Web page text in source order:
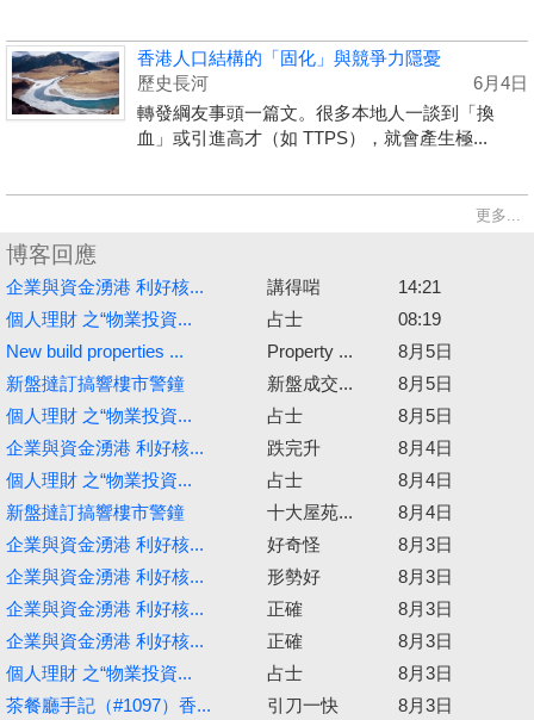
香港人口結構的「固化」與競爭力隱憂
歷史長河
6月4日
轉發綱友事頭一篇文。很多本地人一談到「換
血」或引進高才（如 TTPS），就會產生極...
更多...
博客回應
企業與資金湧港 利好核... 講得啱
14:21
個人理財 之“物業投資...
占士
08:19
New build properties ...
Property ...
8月5日
新盤撻訂搞響樓市警鐘
新盤成交...
8月5日
個人理財 之“物業投資...
占士
8月5日
企業與資金湧港 利好核...
跌完升
8月4日
個人理財 之“物業投資...
占士
8月4日
新盤撻訂搞響樓市警鐘
十大屋苑...
8月4日
企業與資金湧港 利好核...
好奇怪
8月3日
企業與資金湧港 利好核...
形勢好
8月3日
企業與資金湧港 利好核...
正確
8月3日
企業與資金湧港 利好核...
正確
8月3日
個人理財 之“物業投資...
占士
8月3日
茶餐廳手記（#1097）香...
引刀一快 8月3日